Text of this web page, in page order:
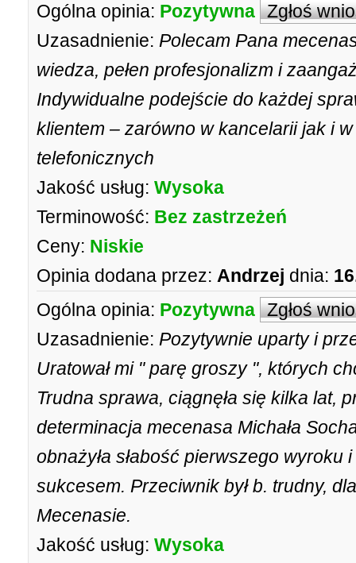
Ogólna opinia: Pozytywna Zgłoś
Uzasadnienie: Polecam Pana
wiedza, pełen profesjonalizm i
Indywidualne podejście do każdej
klientem – zarówno w kancelarii jak i
telefonicznych
Jakość usług: Wysoka
Terminowość: Bez zastrzeżeń
Ceny: Niskie
Opinia dodana przez: Andrzej dnia:
Ogólna opinia: Pozytywna Zgłoś
Uzasadnienie: Pozytywnie uparty i
Uratował mi " parę groszy ", których
Trudna sprawa, ciągnęła się kilka lat,
determinacja mecenasa Michała
obnażyła słabość pierwszego wyroku
sukcesem. Przeciwnik był b. trudny,
Mecenasie.
Jakość usług: Wysoka